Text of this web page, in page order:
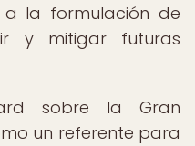
la formulación de
y mitigar futuras
sobre la Gran
un referente para